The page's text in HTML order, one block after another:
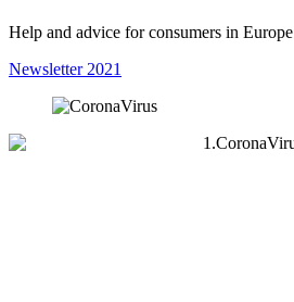
Help and advice for consumers in Europe
Newsletter 2021